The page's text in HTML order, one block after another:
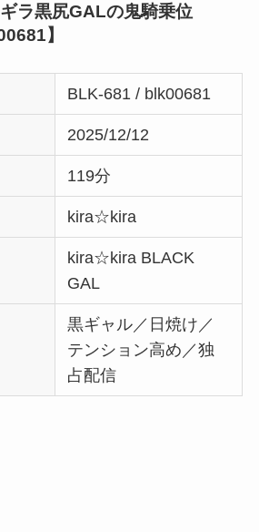
ラ黒尻GALの鬼騎乗位
】
BLK-681 / blk00681
2025/12/12
119分
kira☆kira
kira☆kira BLACK
GAL
黒ギャル／日焼け／
テンション高め／独
占配信